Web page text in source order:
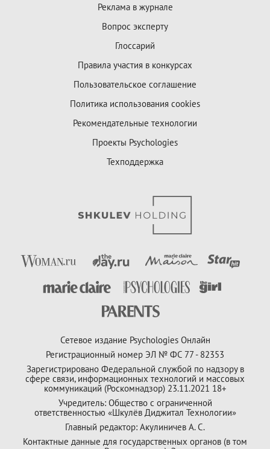
Реклама в журнале
Вопрос эксперту
Глоссарий
Правила участия в конкурсах
Пользовательское соглашение
Политика использования cookies
Рекомендательные технологии
Проекты Psychologies
Техподдержка
Сетевое издание Psychologies Онлайн
Регистрационный номер ЭЛ № ФС 77 - 82353
Зарегистрировано Федеральной службой по надзору в
сфере связи, информационных технологий и массовых
коммуникаций (Роскомнадзор) 23.11.2021 18+
Учредитель: Общество с ограниченной
ответственностью «Шкулёв Диджитал Технологии»
Главный редактор: Акулиничев А. С.
Контактные данные для государственных органов (в том